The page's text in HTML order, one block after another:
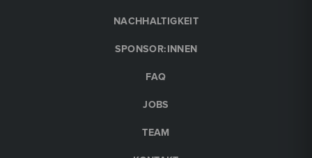
NACHHALTIGKEIT
SPONSOR:INNEN
FAQ
JOBS
TEAM